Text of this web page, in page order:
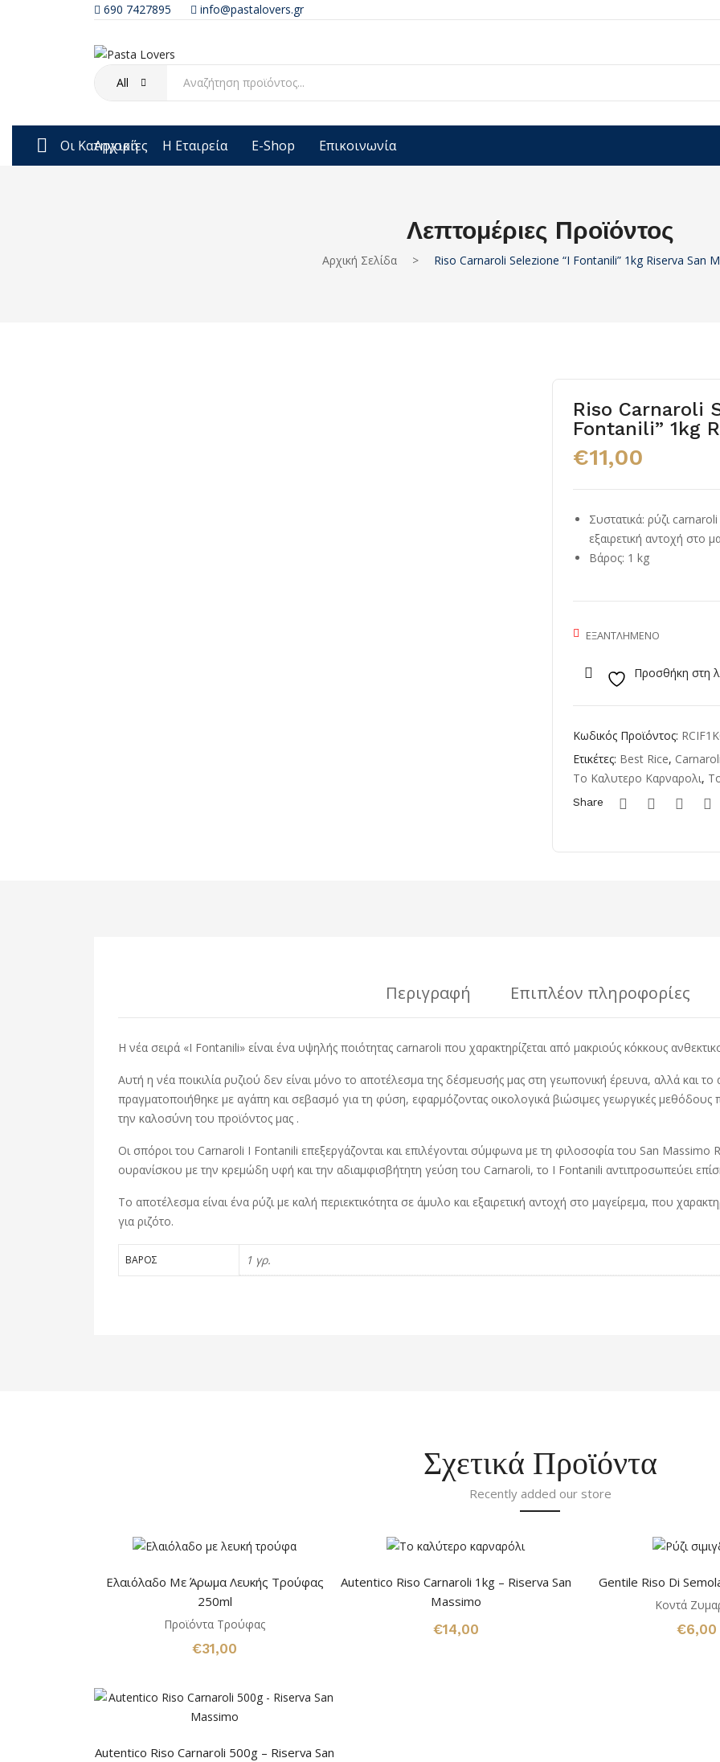
690 7427895 info@pastalovers.gr
All
Οι Κατηγορίες
Αρχική Η Εταιρεία E-Shop Επικοινωνία
Λεπτομέριες Προϊόντος
Αρχική Σελίδα > Riso Carnaroli Selezione “I Fontanili” 1kg Riserva San
Riso Carnaroli
Fontanili” 1kg
€11,00
Συστατικά: ρύζι
εξαιρετική αντοχή στο
Βάρος: 1 kg
ΕΞΑΝΤΛΗΜΈΝΟ
Προσθήκη στη
Κωδικός Προϊόντος:
Ετικέτες: Best Rice, Carnaroli
Το Καλυτερο Καρναρολι,
Share
Περιγραφή Επιπλέον πληροφορίες
H νέα σειρά «I Fontanili» είναι ένα υψηλής ποιότητας carnaroli που χαρακτηρίζεται από μακριούς κόκκους
Αυτή η νέα ποικιλία ρυζιού δεν είναι μόνο το αποτέλεσμα της δέσμευσής μας στη γεωπονική έρευνα, αλλά και
πραγματοποιήθηκε με αγάπη και σεβασμό για τη φύση, εφαρμόζοντας οικολογικά βιώσιμες γεωργικές μεθόδους
την καλοσύνη του προϊόντος μας .
Οι σπόροι του Carnaroli I Fontanili επεξεργάζονται και επιλέγονται σύμφωνα με τη φιλοσοφία του San Massimo
ουρανίσκου με την κρεμώδη υφή και την αδιαμφισβήτητη γεύση του Carnaroli, το I Fontanili αντιπροσωπεύει
Το αποτέλεσμα είναι ένα ρύζι με καλή περιεκτικότητα σε άμυλο και εξαιρετική αντοχή στο μαγείρεμα, που
για ριζότο.
ΒΆΡΟΣ 1 γρ.
Σχετικά Προϊόντα
Recently added our store
Ελαιόλαδο Με Άρωμα Λευκής Τρούφας
250ml
Προϊόντα Τρούφας
€31,00
Autentico Riso Carnaroli 1kg – Riserva San
Massimo
€14,00
Gentile Riso Di
Κοντά
€6,00
Autentico Riso Carnaroli 500g – Riserva San